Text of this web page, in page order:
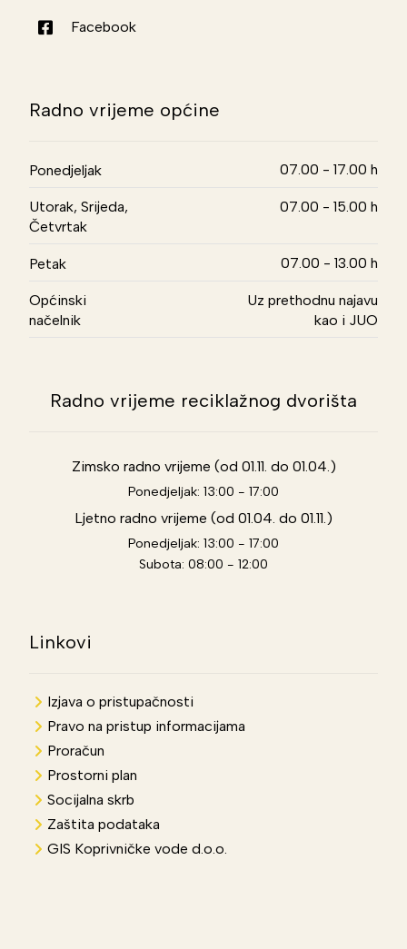
Facebook
Radno vrijeme općine
Ponedjeljak 07.00 - 17.00 h
Utorak, Srijeda,
Četvrtak
07.00 - 15.00 h
Petak 07.00 - 13.00 h
Općinski
načelnik
Uz prethodnu najavu
kao i JUO
Radno vrijeme reciklažnog dvorišta
Zimsko radno vrijeme (od 01.11. do 01.04.)
Ponedjeljak: 13:00 - 17:00
Ljetno radno vrijeme (od 01.04. do 01.11.)
Ponedjeljak: 13:00 - 17:00
Subota: 08:00 - 12:00
Linkovi
Izjava o pristupačnosti
Pravo na pristup informacijama
Proračun
Prostorni plan
Socijalna skrb
Zaštita podataka
GIS Koprivničke vode d.o.o.